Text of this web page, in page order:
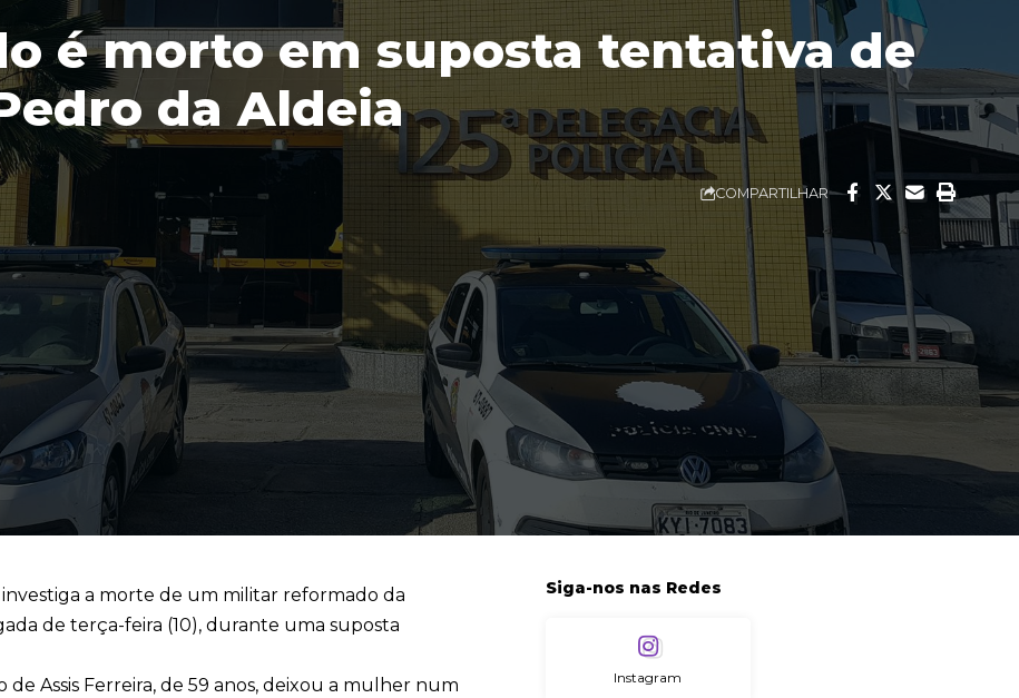
é morto em suposta tentativa de
da Aldeia
COMPARTILHAR
investiga a morte de um militar reformado da
de terça-feira (10), durante uma suposta
de Assis Ferreira, de 59 anos, deixou a mulher num
Siga-nos nas Redes
Instagram